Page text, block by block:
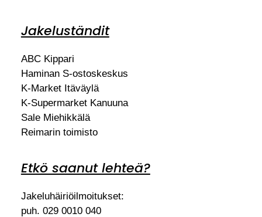
Jakeluständit
ABC Kippari
Haminan S-ostoskeskus
K-Market Itäväylä
K-Supermarket Kanuuna
Sale Miehikkälä
Reimarin toimisto
Etkö saanut lehteä?
Jakeluhäiriöilmoitukset:
puh. 029 0010 040